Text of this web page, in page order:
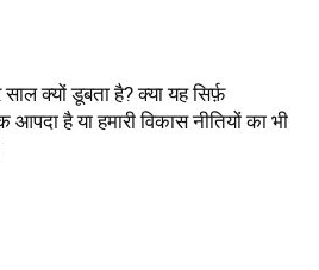
क्यों डूबता है? क्या यह सिर्फ़
आपदा है या हमारी विकास नीतियों का भी